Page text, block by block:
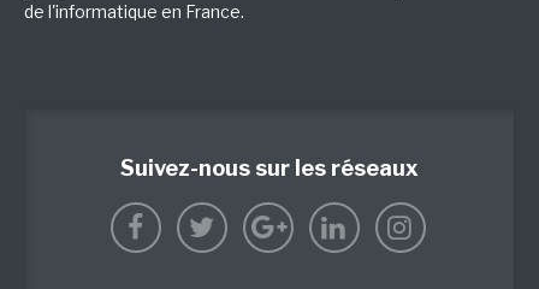
de l'informatique en France.
Suivez-nous sur les réseaux